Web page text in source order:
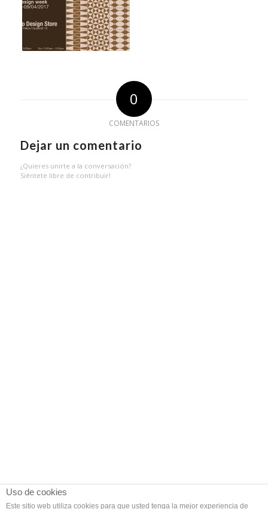
0
COMENTARIOS
Dejar un comentario
¿Quieres unirte a la conversación?
Siéntete libre de contribuir!
Uso de cookies
Este sitio web utiliza cookies para que usted tenga la mejor experiencia de